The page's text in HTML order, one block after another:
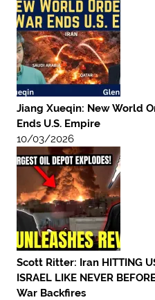
Jiang Xueqin: New World
Ends U.S. Empire
10/03/2026
Scott Ritter: Iran HITTING
ISRAEL LIKE NEVER
War Backfires